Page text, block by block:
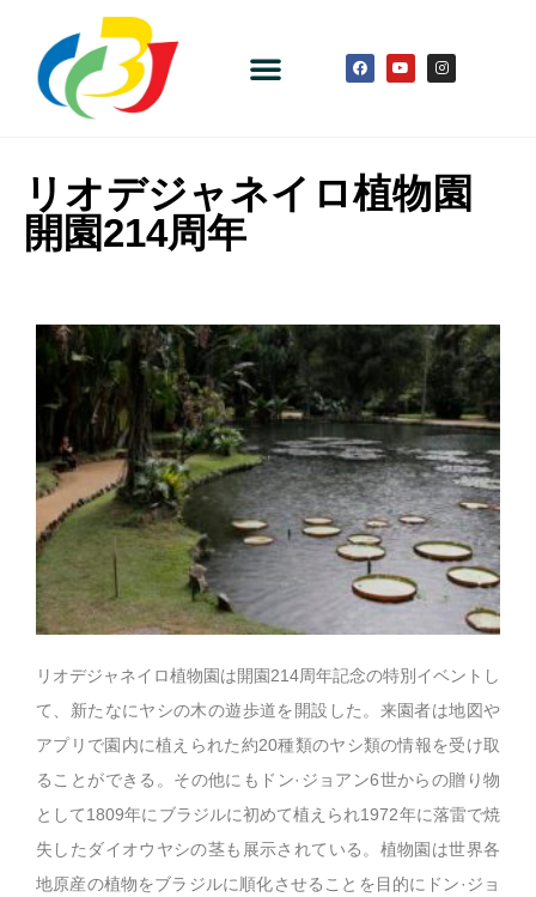
リオデジャネイロ植物園
開園214周年
リオデジャネイロ植物園は開園214周年記念の特別イベントし
て、新たなにヤシの木の遊歩道を開設した。来園者は地図や
アプリで園内に植えられた約20種類のヤシ類の情報を受け取
ることができる。その他にもドン·ジョアン6世からの贈り物
として1809年にブラジルに初めて植えられ1972年に落雷で焼
失したダイオウヤシの茎も展示されている。植物園は世界各
地原産の植物をブラジルに順化させることを目的にドン·ジョ